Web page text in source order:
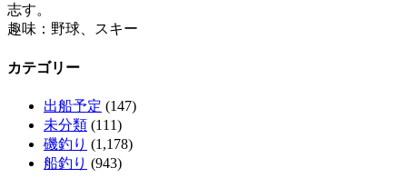
志す。
趣味：野球、スキー
カテゴリー
出船予定 (147)
未分類 (111)
磯釣り (1,178)
船釣り (943)